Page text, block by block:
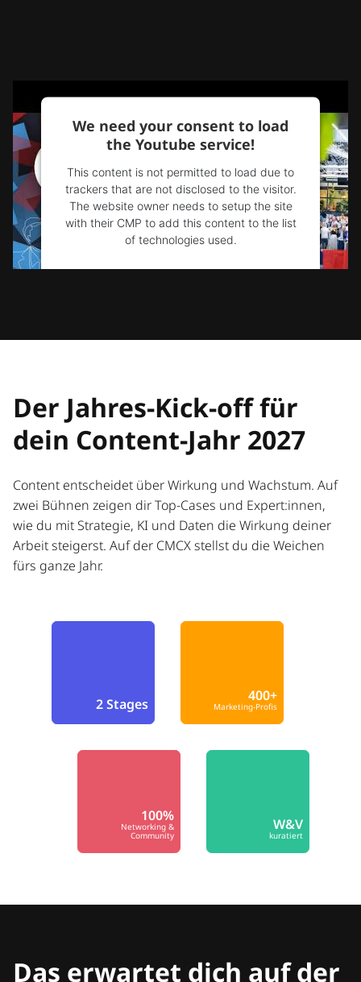
We need your consent to load
the Youtube service!
This content is not permitted to load due to
trackers that are not disclosed to the visitor.
The website owner needs to setup the site
with their CMP to add this content to the list
of technologies used.
Powered byUsercentrics Consent
Der Jahres-Kick-off für
dein Content-Jahr 2027
Content entscheidet über Wirkung und Wachstum. Auf
zwei Bühnen zeigen dir Top-Cases und Expert:innen,
wie du mit Strategie, KI und Daten die Wirkung deiner
Arbeit steigerst. Auf der CMCX stellst du die Weichen
fürs ganze Jahr.
2 Stages 400+
Marketing-Profis
100%
Networking &
Community
W&V
kuratiert
Das erwartet dich auf der